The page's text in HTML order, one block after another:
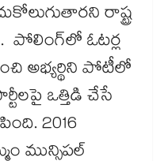
రాష్ట్ర
పోలింగ్​లో ఓటర్ల
అభ్యర్థిని పోటీలో
ఒత్తిడి చేసే
2016
మున్సిపల్